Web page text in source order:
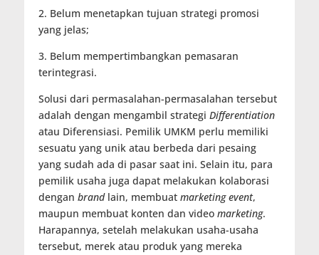
2. Belum menetapkan tujuan strategi promosi
yang jelas;
3. Belum mempertimbangkan pemasaran
terintegrasi.
Solusi dari permasalahan-permasalahan tersebut
adalah dengan mengambil strategi Differentiation
atau Diferensiasi. Pemilik UMKM perlu memiliki
sesuatu yang unik atau berbeda dari pesaing
yang sudah ada di pasar saat ini. Selain itu, para
pemilik usaha juga dapat melakukan kolaborasi
dengan brandlain, membuat marketing event,
maupun membuat konten dan video marketing.
Harapannya, setelah melakukan usaha-usaha
tersebut, merek atau produk yang mereka